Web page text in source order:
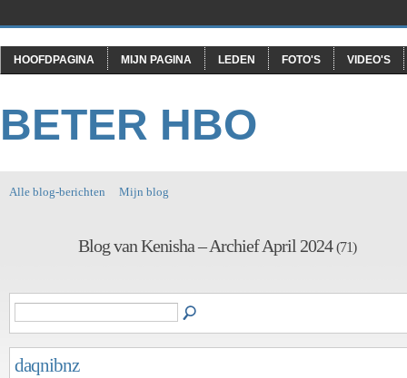
HOOFDPAGINA MIJN PAGINA LEDEN FOTO'S VIDEO'S
BETER HBO
Alle blog-berichten Mijn blog
Blog van Kenisha – Archief April 2024(71)
daqnibnz